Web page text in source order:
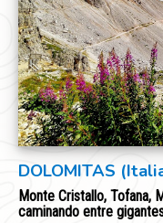
DOLOMITAS
Monte Cristallo, Tofana,
caminando entre